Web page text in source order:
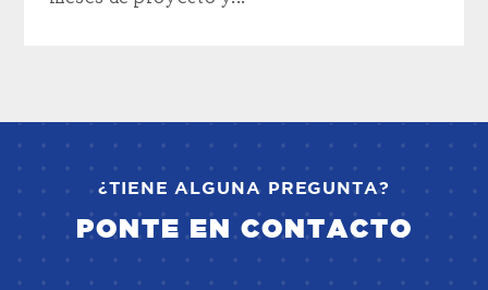
¿TIENE ALGUNA PREGUNTA?
PONTE EN CONTACTO